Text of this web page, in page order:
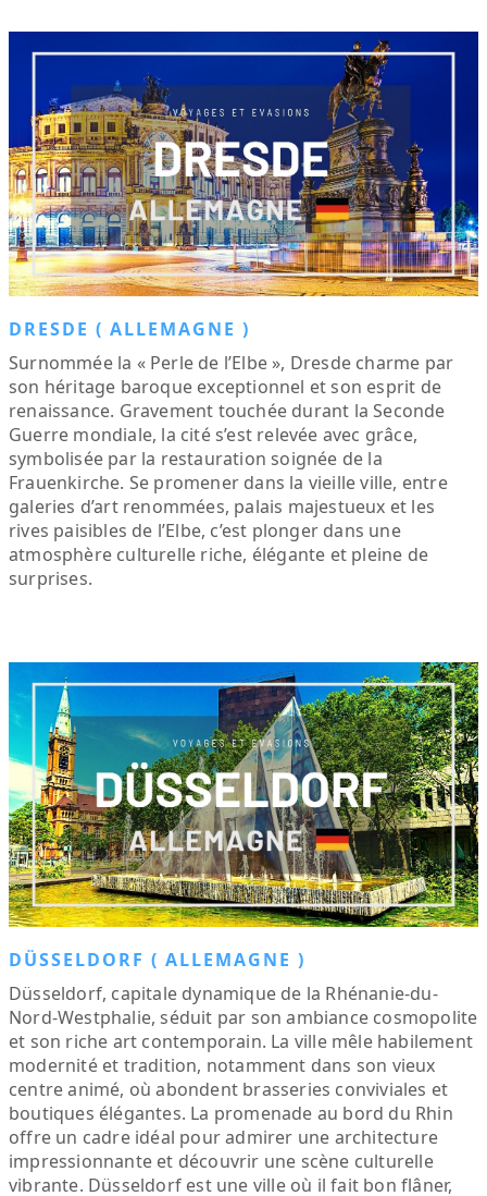
DRESDE ( ALLEMAGNE )
Surnommée la « Perle de l’Elbe », Dresde charme par
son héritage baroque exceptionnel et son esprit de
renaissance. Gravement touchée durant la Seconde
Guerre mondiale, la cité s’est relevée avec grâce,
symbolisée par la restauration soignée de la
Frauenkirche. Se promener dans la vieille ville, entre
galeries d’art renommées, palais majestueux et les
rives paisibles de l’Elbe, c’est plonger dans une
atmosphère culturelle riche, élégante et pleine de
surprises.
DÜSSELDORF ( ALLEMAGNE )
Düsseldorf, capitale dynamique de la Rhénanie-du-
Nord-Westphalie, séduit par son ambiance cosmopolite
et son riche art contemporain. La ville mêle habilement
modernité et tradition, notamment dans son vieux
centre animé, où abondent brasseries conviviales et
boutiques élégantes. La promenade au bord du Rhin
offre un cadre idéal pour admirer une architecture
impressionnante et découvrir une scène culturelle
vibrante. Düsseldorf est une ville où il fait bon flâner,